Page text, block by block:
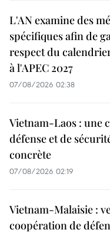
L'AN examine des
spécifiques afin de
respect du
à l'APEC 2027
07/08/2026 02:38
Vietnam-Laos : une
défense et de
concrète
07/08/2026 02:19
Vietnam-Malaisie :
coopération de